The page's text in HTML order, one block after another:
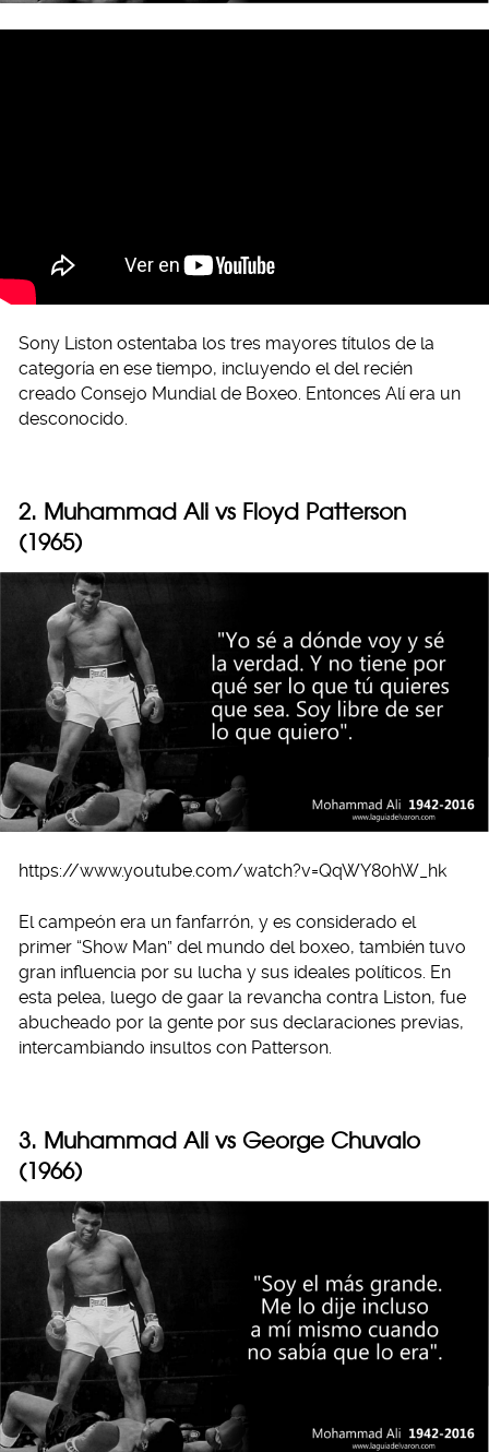
Sony Liston ostentaba los tres mayores títulos de la
categoría en ese tiempo, incluyendo el del recién
creado Consejo Mundial de Boxeo. Entonces Alí era un
desconocido.
2. Muhammad Ali vs Floyd Patterson
(1965)
https://www.youtube.com/watch?v=QqWY80hW_hk
El campeón era un fanfarrón, y es considerado el
primer “Show Man” del mundo del boxeo, también tuvo
gran influencia por su lucha y sus ideales políticos. En
esta pelea, luego de gaar la revancha contra Liston, fue
abucheado por la gente por sus declaraciones previas,
intercambiando insultos con Patterson.
3. Muhammad Ali vs George Chuvalo
(1966)